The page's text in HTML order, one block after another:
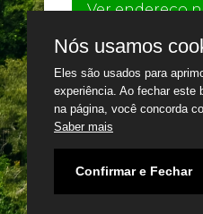
Ver endereço
Nós usamos
Eles são usados para
experiência. Ao fechar este
na página, você concorda
Saber mais
Confirmar e Fechar